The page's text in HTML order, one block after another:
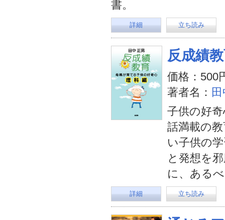
書。
詳細 立ち読み
反成績
価格：500
著者名：
子供の好
話満載の
い子供の
と発想を
に、ある
詳細 立ち読み